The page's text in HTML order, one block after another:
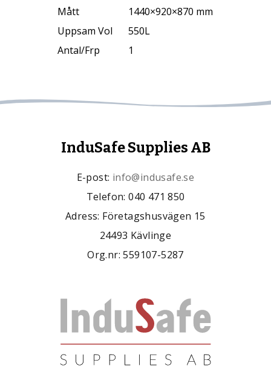
Mått
1440×920×870 mm
Uppsam Vol
550L
Antal/Frp
1
InduSafe Supplies AB
E-post: info@indusafe.se
Telefon: 040 471 850
Adress: Företagshusvägen 15
24493 Kävlinge
Org.nr: 559107-5287